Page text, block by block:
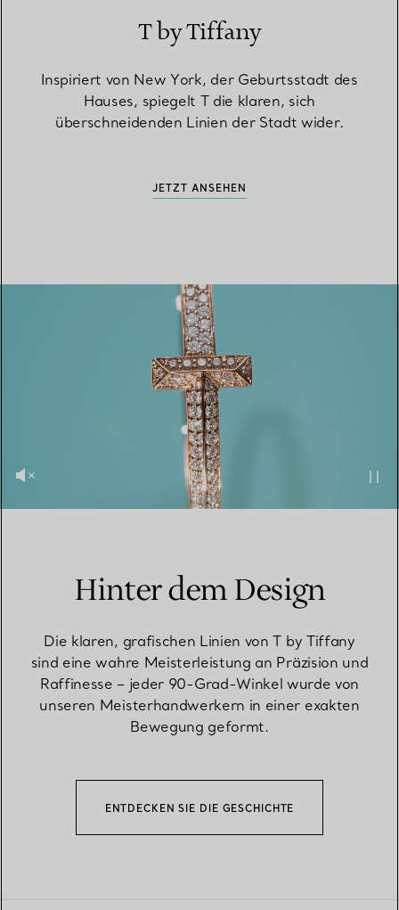
T by Tiffany
Inspiriert von New York, der Geburtsstadt des
Hauses, spiegelt T die klaren, sich
überschneidenden Linien der Stadt wider.
JETZT ANSEHEN
Hinter dem Design
Die klaren, grafischen Linien von T by Tiffany
sind eine wahre Meisterleistung an Präzision und
Raffinesse – jeder 90-Grad-Winkel wurde von
unseren Meisterhandwerkern in einer exakten
Bewegung geformt.
ENTDECKEN SIE DIE GESCHICHTE